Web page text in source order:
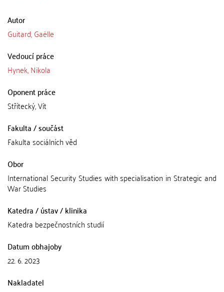
Autor
Guitard, Gaëlle
Vedoucí práce
Hynek, Nikola
Oponent práce
Střítecký, Vít
Fakulta / součást
Fakulta sociálních věd
Obor
International Security Studies with specialisation in Strategic and
War Studies
Katedra / ústav / klinika
Katedra bezpečnostních studií
Datum obhajoby
22. 6. 2023
Nakladatel